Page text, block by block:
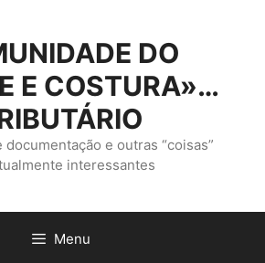
DO
E COSTURA»…
e outras “coisas”
interessantes
Menu